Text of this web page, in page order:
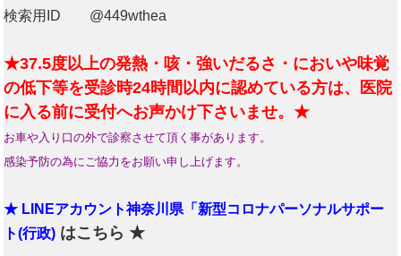
検索用ID @449wthea
★37.5度以上の発熱・咳・強いだるさ・においや味覚
の低下等を受診時24時間以内に認めている方は、医院
に入る前に受付へお声かけ下さいませ。★
お車や入り口の外で診察させて頂く事があります。
感染予防の為にご協力をお願い申し上げます。
★ LINEアカウント神奈川県「新型コロナパーソナルサポー
ト(行政) はこちら ★